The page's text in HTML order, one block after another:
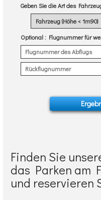
Geben Sie die Art des
Optional: Flugnummer für
Finden Sie
das Parken am
und reservieren